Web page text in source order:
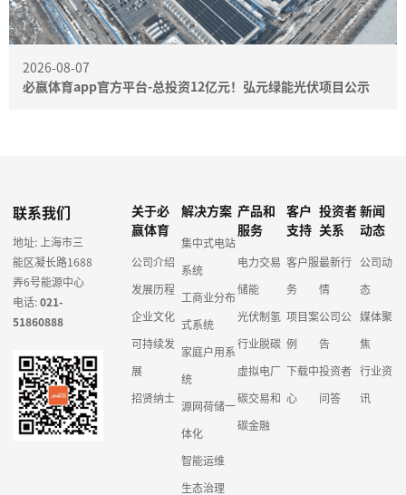
2026-08-07
必赢体育app官方平台-总投资12亿元！弘元绿能光伏项目公示
联系我们
地址: 上海市三
能区凝长路1688
弄6号能源中心
电话:021-
51860888
关于必
赢体育
公司介绍
发展历程
企业文化
可持续发
展
招贤纳士
解决方案
集中式电站
系统
工商业分布
式系统
家庭户用系
统
源网荷储一
体化
智能运维
生态治理
产品和
服务
电力交易
储能
光伏制氢
行业脱碳
虚拟电厂
碳交易和
碳金融
客户
支持
客户服
务
项目案
例
下载中
心
投资者
关系
最新行
情
公司公
告
投资者
问答
新闻
动态
公司动
态
媒体聚
焦
行业资
讯